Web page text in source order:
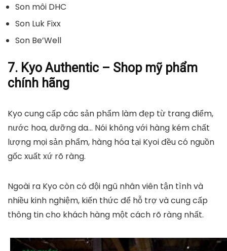
Son môi DHC
Son Luk Fixx
Son Be’Well
7. Kyo Authentic – Shop mỹ phẩm
chính hãng
Kyo cung cấp các sản phẩm làm đẹp từ trang điểm,
nước hoa, dưỡng da… Nói không với hàng kém chất
lượng mọi sản phẩm, hàng hóa tại Kyoi đều có nguồn
gốc xuất xứ rõ ràng.
Ngoài ra Kyo còn có đội ngũ nhân viên tận tình và
nhiều kinh nghiệm, kiến thức để hỗ trợ và cung cấp
thông tin cho khách hàng một cách rõ ràng nhất.